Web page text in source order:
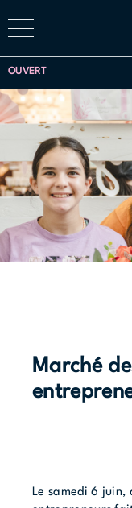
OUVERT
Marché
Le samedi 6 juin,